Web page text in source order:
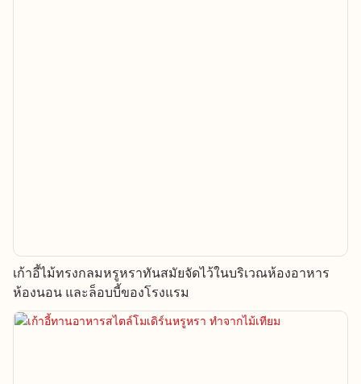
เก้าอี้ไม้ทรงกลมหรูหราทันสมัยจัดไว้ในบริเวณห้องอาหาร
ห้องนอน และล็อบบี้ของโรงแรม